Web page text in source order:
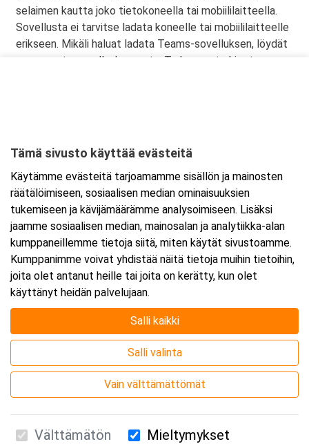
selaimen kautta joko tietokoneella tai mobiililaitteella.
Sovellusta ei tarvitse ladata koneelle tai mobiililaitteelle
erikseen. Mikäli haluat ladata Teams-sovelluksen, löydät
sen omasta sovelluskaupasta. Tarkemmat ohjeet
Ajankohta
Alkaa:3.3.2026 08:30
Päättyy:3.3.2026 11:45
Lisää tapahtuma kalenteriisi
Webinaari
Tämä sivusto käyttää evästeitä
Käytämme evästeitä tarjoamamme sisällön ja mainosten
räätälöimiseen, sosiaalisen median ominaisuuksien
tukemiseen ja kävijämäärämme analysoimiseen. Lisäksi
jaamme sosiaalisen median, mainosalan ja analytiikka-alan
kumppaneillemme tietoja siitä, miten käytät sivustoamme.
Kumppanimme voivat yhdistää näitä tietoja muihin tietoihin,
joita olet antanut heille tai joita on kerätty, kun olet
käyttänyt heidän palvelujaan.
Salli kaikki
Salli valinta
Vain välttämättömät
Välttämätön Mieltymykset